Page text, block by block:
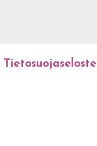
Tietosuojaseloste